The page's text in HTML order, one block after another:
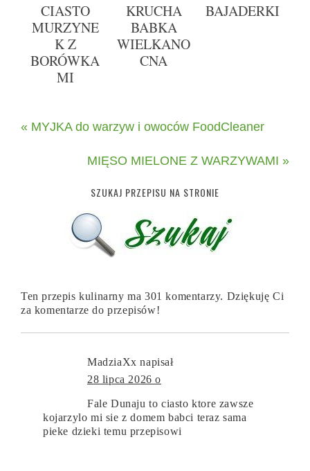
CIASTO
MURZYNE
K Z
BORÓWKA
MI
KRUCHA
BABKA
WIELKANO
CNA
BAJADERKI
« MYJKA do warzyw i owoców FoodCleaner
MIĘSO MIELONE Z WARZYWAMI »
SZUKAJ PRZEPISU NA STRONIE
Ten przepis kulinarny ma 301 komentarzy. Dziękuję Ci
za komentarze do przepisów!
MadziaXx napisał
28 lipca 2026 o
Fale Dunaju to ciasto ktore zawsze
kojarzylo mi sie z domem babci teraz sama
pieke dzieki temu przepisowi